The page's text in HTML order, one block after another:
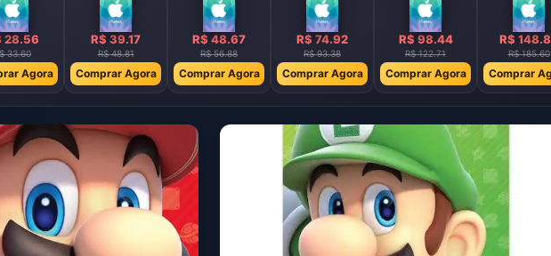
28.56
33.60
Agora
R$ 39.17
R$ 48.81
Comprar Agora
R$ 48.67
R$ 56.88
Comprar Agora
R$ 74.92
R$ 93.38
Comprar Agora
R$ 98.44
R$ 122.71
Comprar Agora
R$
R$ 185.60
Comprar